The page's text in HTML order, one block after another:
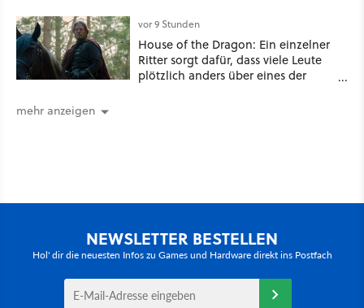
jede Zahl
vor 9 Stunden
House of the Dragon: Ein einzelner
Ritter sorgt dafür, dass viele Leute
plötzlich anders über eines der
mehr anzeigen
NEWSLETTER BESTELLEN
Hol' dir die neuesten Infos zu Games und Hardware direkt ins Postfach